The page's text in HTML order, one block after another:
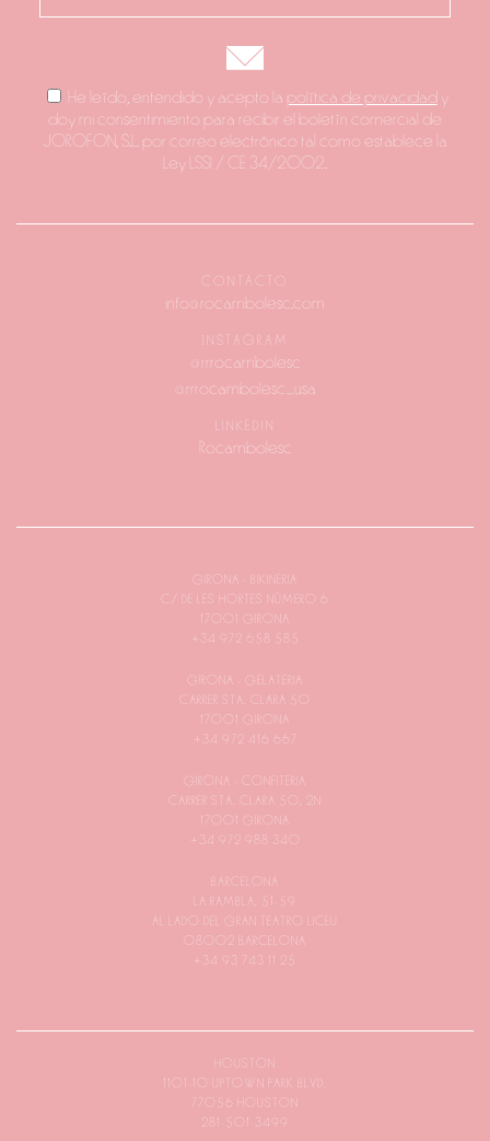
He leído, entendido y acepto la política de privacidad y
doy mi consentimiento para recibir el boletín comercial de
JOROFON, S.L. por correo electrónico tal como establece la
Ley LSSI / CE 34/2002.
CONTACTO
info@rocambolesc.com
INSTAGRAM
@rrrocambolesc
@rrrocambolesc_usa
LINKEDIN
Rocambolesc
GIRONA - BIKINERIA
C/ DE LES HORTES NÚMERO 6
17001 GIRONA
+34 972 658 585
GIRONA - GELATERIA
CARRER STA. CLARA 50
17001 GIRONA
+34 972 416 667
GIRONA - CONFITERIA
CARRER STA. CLARA 50, 2N
17001 GIRONA
+34 972 988 340
BARCELONA
LA RAMBLA, 51-59
AL LADO DEL GRAN TEATRO LICEU
08002 BARCELONA
+34 93 743 11 25
1101-10 UPTOWN PARK BLVD.
77056 HOUSTON
281-501-3499